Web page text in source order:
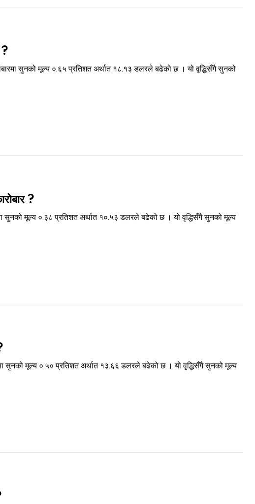
?
सुनको मूल्य ०.६५ प्रतिशत अर्थात १८.१३ डलरले बढेको छ । यो वृद्धिसँगै सुनको
?
सुनको मूल्य ०.३८ प्रतिशत अर्थात १०.५३ डलरले बढेको छ । यो वृद्धिसँगै सुनको मूल्य
सुनको मूल्य ०.५० प्रतिशत अर्थात १३.६६ डलरले बढेको छ । यो वृद्धिसँगै सुनको मूल्य